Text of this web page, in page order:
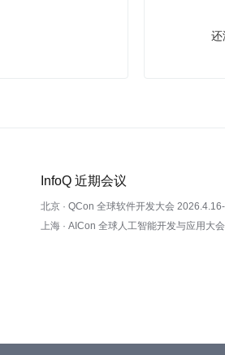
还
InfoQ 近期会议
北京 · QCon 全球软件开发大会
上海 · AICon 全球人工智能开发与应用大